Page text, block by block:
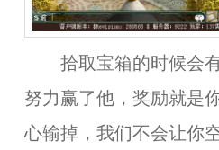
拾取宝箱的时候会有
努力赢了他，奖励就是
心输掉，我们不会让你